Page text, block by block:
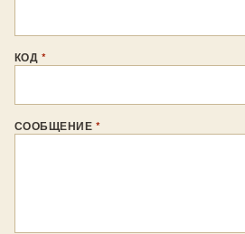
КОД *
СООБЩЕНИЕ *